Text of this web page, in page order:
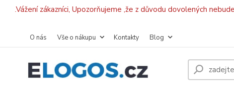
.Vážení zákazníci, Upozorňujeme ,že z důvodu dovolených
O nás Vše o nákupu Kontakty Blog